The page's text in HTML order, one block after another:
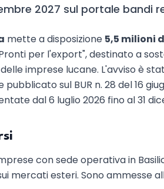
2027 sul portale bandi
mette a disposizione 5,5 milioni
per l'export", destinato a
imprese lucane. L'avviso è
pubblicato sul BUR n. 28 del 16
dal 6 luglio 2026 fino al 31
con sede operativa in
mercati esteri. Sono ammesse